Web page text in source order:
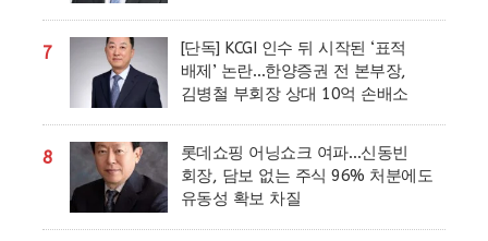
7
[단독] KCGI 인수 뒤 시작된 ‘표적
배제’ 논란…한양증권 전 본부장,
김병철 부회장 상대 10억 손배소
8
롯데쇼핑 어닝쇼크 여파…신동빈
회장, 담보 없는 주식 96% 처분에도
유동성 확보 차질